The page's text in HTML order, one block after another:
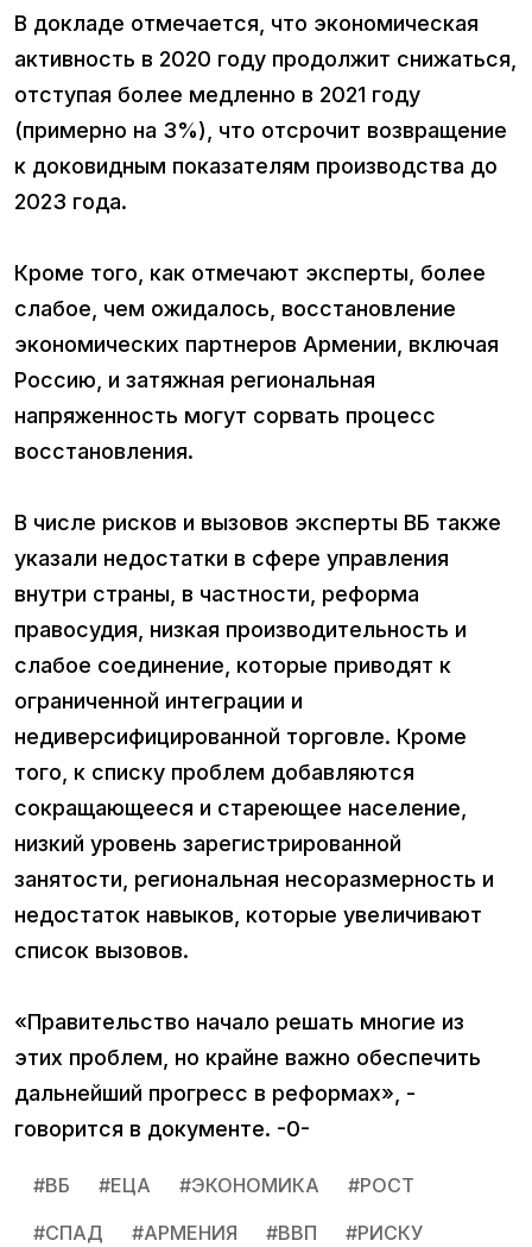
В докладе отмечается, что экономическая
активность в 2020 году продолжит снижаться,
отступая более медленно в 2021 году
(примерно на 3%), что отсрочит возвращение
к доковидным показателям производства до
2023 года.
Кроме того, как отмечают эксперты, более
слабое, чем ожидалось, восстановление
экономических партнеров Армении, включая
Россию, и затяжная региональная
напряженность могут сорвать процесс
восстановления.
В числе рисков и вызовов эксперты ВБ также
указали недостатки в сфере управления
внутри страны, в частности, реформа
правосудия, низкая производительность и
слабое соединение, которые приводят к
ограниченной интеграции и
недиверсифицированной торговле. Кроме
того, к списку проблем добавляются
сокращающееся и стареющее население,
низкий уровень зарегистрированной
занятости, региональная несоразмерность и
недостаток навыков, которые увеличивают
список вызовов.
«Правительство начало решать многие из
этих проблем, но крайне важно обеспечить
дальнейший прогресс в реформах», -
говорится в документе. -0-
#ВБ #ЕЦА #ЭКОНОМИКА #РОСТ
#СПАД #АРМЕНИЯ #ВВП #РИСКУ